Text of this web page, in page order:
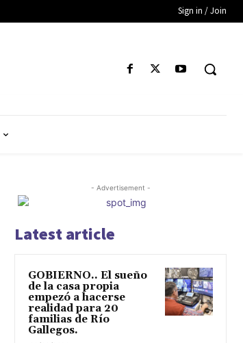
Sign in / Join
- Advertisement -
Latest article
GOBIERNO.. El sueño
de la casa propia
empezó a hacerse
realidad para 20
familias de Río
Gallegos.